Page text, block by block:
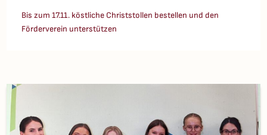
Bis zum 17.11. köstliche Christstollen bestellen und den
Förderverein unterstützen